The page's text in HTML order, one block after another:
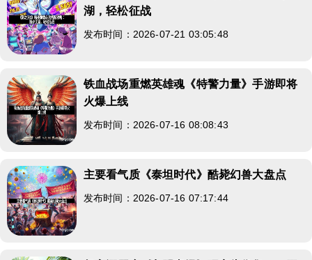
湖，轻松征战
发布时间：2026-07-21 03:05:48
铁血战场重燃英雄魂《特警力量》手游即将
火爆上线
发布时间：2026-07-16 08:08:43
主要看气质《泰坦时代》酷毙幻兽大盘点
发布时间：2026-07-16 07:17:44